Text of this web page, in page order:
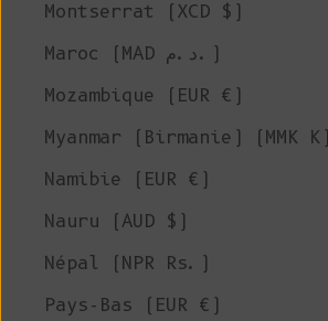
Montserrat (XCD $)
Maroc (MAD د.م.)
Mozambique (EUR €)
Myanmar (Birmanie) (MMK K)
Namibie (EUR €)
Nauru (AUD $)
Népal (NPR Rs.)
Pays-Bas (EUR €)